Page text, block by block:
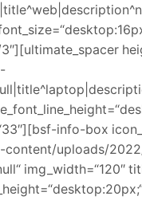
info-box
content/uploads/
img_width=“120″